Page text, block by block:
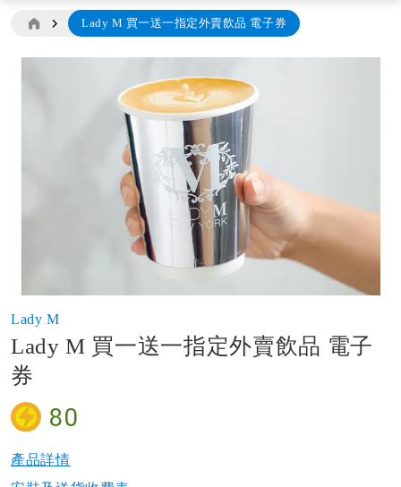
Lady M 買一送一指定外賣飲品 電子券
to
the
beginning
of
the
images
Lady M
Lady M 買一送一指定外賣飲品 電子
券
80
產品詳情​